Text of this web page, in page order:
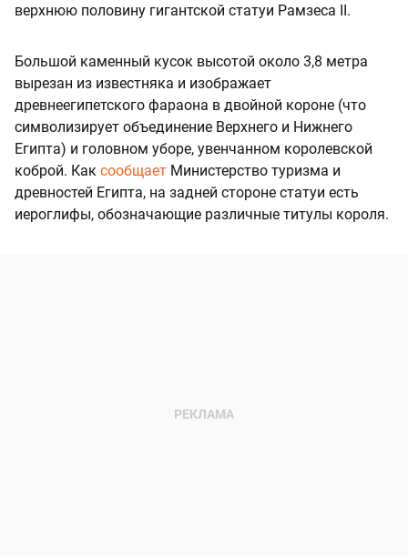
верхнюю половину гигантской статуи Рамзеса II.
Большой каменный кусок высотой около 3,8 метра
вырезан из известняка и изображает
древнеегипетского фараона в двойной короне (что
символизирует объединение Верхнего и Нижнего
Египта) и головном уборе, увенчанном королевской
коброй. Как сообщает Министерство туризма и
древностей Египта, на задней стороне статуи есть
иероглифы, обозначающие различные титулы короля.